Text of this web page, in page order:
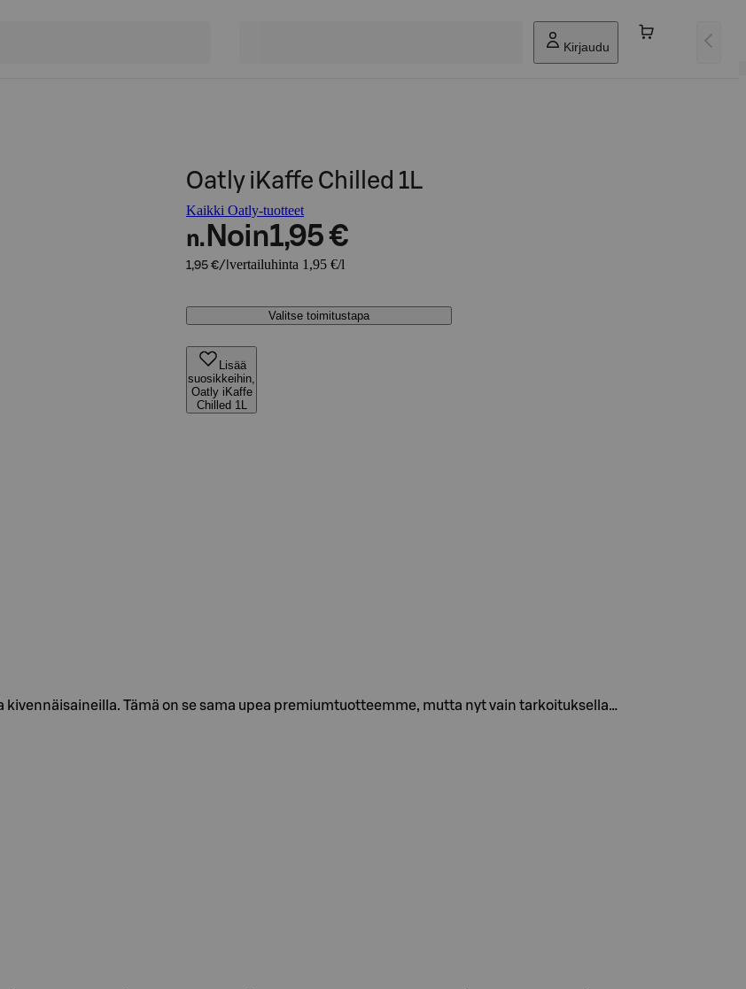
Kirjaudu
Oatly iKaffe Chilled 1L
Kaikki Oatly-tuotteet
n. Noin1,95 €
1,95 €/l vertailuhinta 1,95 €/l
Valitse toimitustapa
Lisää
suosikkeihin,
Oatly iKaffe
Chilled 1L
Tämä on se sama upea premiumtuotteemme, mutta nyt vain tarkoituksella…